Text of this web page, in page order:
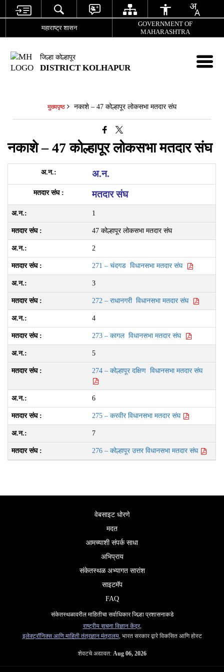
महाराष्ट्र शासन
GOVERNMENT OF
MAHARASHTRA
जिल्हा कोल्हापूर
DISTRICT KOLHAPUR
मुख्यपृष्ठ नकाशे – 47 कोल्हापूर लोकसभा मतदार संघ
नकाशे – 47 कोल्हापूर लोकसभा मतदार संघ
अ.न.
मतदार संघ
1
47 कोल्हापूर लोकसभा मतदार संघ
2
271 – चंदगड विधानसभा मतदार संघ
3
272 – राधानगरी विधानसभा मतदार संघ
4
273 – कागल विधानसभा मतदार संघ
5
274 – कोल्हापूर दक्षिण विधानसभा मतदार संघ
6
275 – करवीर विधानसभा मतदार संघ
7
276 – कोल्हापूर उत्तर विधानसभा मतदार संघ
वेबसाइट धोरणे
मदत
आमच्याशी संपर्क साधा
अभिप्राय
संकेतस्थळ अभ्यागत सारांश
साइटमॅप
FAQ
संकेतस्थळावरील माहितीचा सर्वाधिकार जिल्हा प्रशासनाकडे
राष्ट्रीय सूचना विज्ञान केंद्र,
इलेक्ट्रॉनिक्स आणि माहिती तंत्रज्ञान मंत्रालय, भारत सरकार द्वारे विकसित आणि होस्ट
शेवटचे अद्यावत: Aug 06, 2026